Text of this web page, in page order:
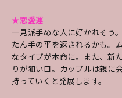
★恋愛運
一見派手めな人に好かれそう
たん手の平を返されるかも。
なタイプが本命に。また、新
りが狙い目。カップルは親に
持っていくと発展します。